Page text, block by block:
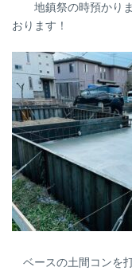
地鎮祭の時預かりま
おります！
ベースの土間コンを